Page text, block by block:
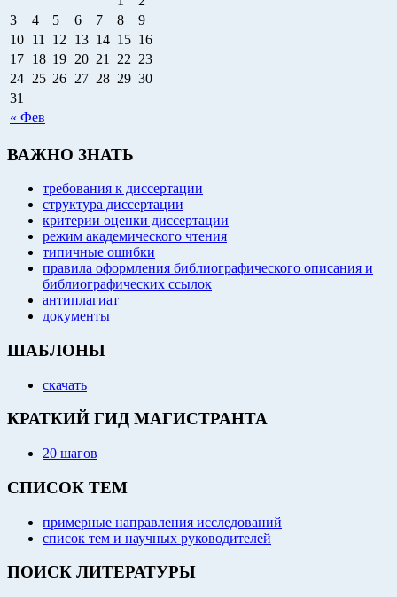
« Фев
3
4 5 6 7 8
9
10 11 12 13 14 15 16
17 18 19 20 21 22 23
24 25 26 27 28 29 30
31
ВАЖНО ЗНАТЬ
требования к диссертации
структура диссертации
критерии оценки диссертации
режим академического чтения
типичные ошибки
правила оформления библиографического описания и
библиографических ссылок
антиплагиат
документы
ШАБЛОНЫ
скачать
КРАТКИЙ ГИД МАГИСТРАНТА
20 шагов
СПИСОК ТЕМ
примерные направления исследований
список тем и научных руководителей
ПОИСК ЛИТЕРАТУРЫ